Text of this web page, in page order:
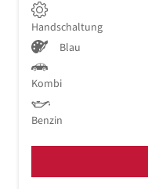
Handschaltung
Blau
Kombi
Benzin